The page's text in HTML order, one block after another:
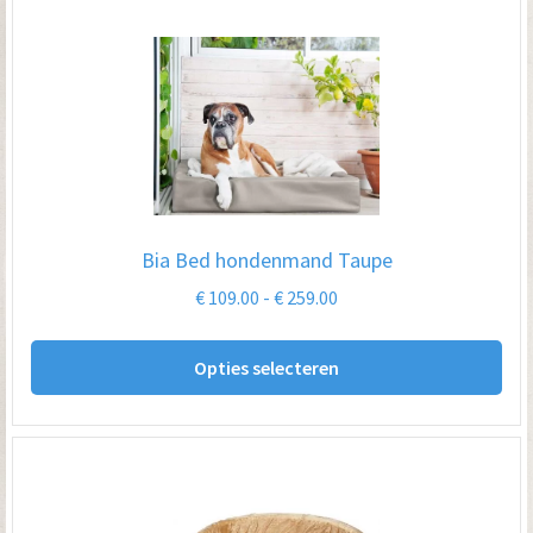
Bia Bed hondenmand Taupe
€ 109.00 - € 259.00
€ 259.00
Opties selecteren
Dit